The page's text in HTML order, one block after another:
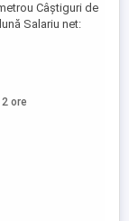
Câștiguri de
Salariu net:
45 lei zi Decont
13-lea salariu
și fidelitate
Spor de
în 3 ...
ore